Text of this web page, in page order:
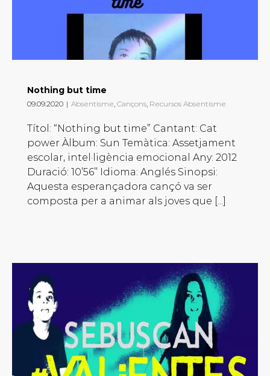
Nothing but time
09.09.2020 | Absentisme, Cançons, Recursos Absentisme
Títol: “Nothing but time” Cantant: Cat
power Àlbum: Sun Temàtica: Assetjament
escolar, intel·ligència emocional Any: 2012
Duració: 10’56’’ Idioma: Anglés Sinopsi:
Aquesta esperançadora cançó va ser
composta per a animar als joves que [...]